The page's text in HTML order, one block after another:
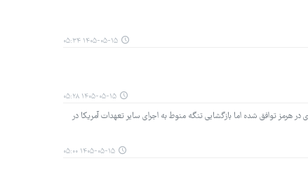
۱۴۰۵-۰۵-۱۵ ۰۵:۳۴
۱۴۰۵-۰۵-۱۵ ۰۵:۲۸
هرمز توافق شده اما بازگشایی تنگه منوط به اجرای سایر تعهدات آمریکا در
۱۴۰۵-۰۵-۱۵ ۰۵:۰۰